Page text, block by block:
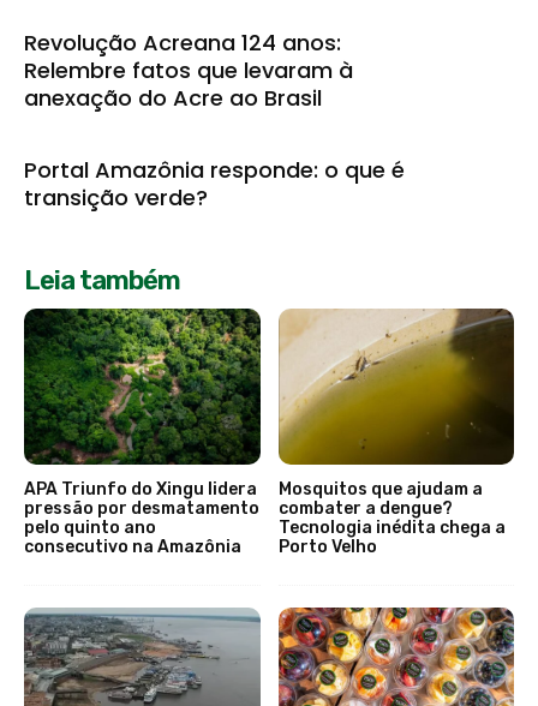
Revolução Acreana 124 anos:
Relembre fatos que levaram à
anexação do Acre ao Brasil
Portal Amazônia responde: o que é
transição verde?
Leia também
APA Triunfo do Xingu lidera
pressão por desmatamento
pelo quinto ano
consecutivo na Amazônia
Mosquitos que ajudam a
combater a dengue?
Tecnologia inédita chega a
Porto Velho